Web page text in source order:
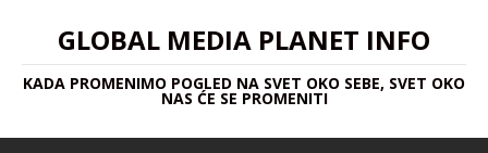
GLOBAL MEDIA PLANET INFO
KADA PROMENIMO POGLED NA SVET OKO SEBE, SVET OKO
NAS ĆE SE PROMENITI